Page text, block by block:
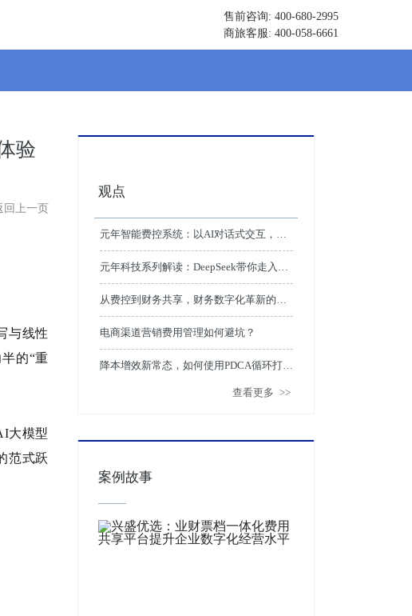
售前咨询: 400-680-2995
商旅客服: 400-058-6661
验
回上一页
与线性
的“重
大模型
范式跃
观点
元年智能费控系统：以AI对话式交互，重
塑企业消费支出管理新体验
元年科技系列解读：DeepSeek带你走入商
旅及费用管理领域的5个应用场景革命
从费控到财务共享，财务数字化革新的关
键一跃
电商渠道营销费用管理如何避坑？
降本增效新常态，如何使用PDCA循环打造
查看更多 >>
案例故事